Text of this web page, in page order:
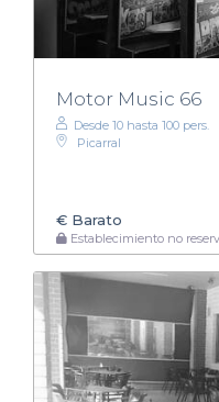
Motor Music 66
Desde 10 hasta 100 pers.
Picarral
€ Barato
Establecimiento no